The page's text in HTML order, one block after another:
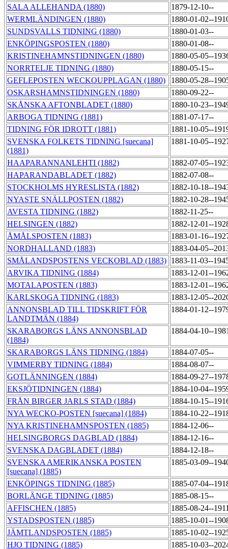
SALA ALLEHANDA (1880)
1879-12-10--
WERMLÄNDINGEN (1880)
1880-01-02--
SUNDSVALLS TIDNING (1880)
1880-01-03--
ENKÖPINGSPOSTEN (1880)
1880-01-08--
KRISTINEHAMNSTIDNINGEN (1880)
1880-05-05--
NORRTELJE TIDNING (1880)
1880-05-15--
GEFLEPOSTEN WECKOUPPLAGAN (1880)
1880-05-28--
OSKARSHAMNSTIDNINGEN (1880)
1880-09-22--
SKÅNSKA AFTONBLADET (1880)
1880-10-23--
ARBOGA TIDNING (1881)
1881-07-17--
TIDNING FÖR IDROTT (1881)
1881-10-05--
SVENSKA FOLKETS TIDNING [suecana]
(1881)
1881-10-05--
HAAPARANNANLEHTI (1882)
1882-07-05--
HAPARANDABLADET (1882)
1882-07-08--
STOCKHOLMS HYRESLISTA (1882)
1882-10-18--
NYASTE SNÄLLPOSTEN (1882)
1882-10-28--
AVESTA TIDNING (1882)
1882-11-25--
HELSINGEN (1882)
1882-12-01--
ÅMÅLSPOSTEN (1883)
1883-01-16--
NORDHALLAND (1883)
1883-04-05--
SMÅLANDSPOSTENS VECKOBLAD (1883) 1883-11-03--
ARVIKA TIDNING (1884)
1883-12-01--
MOTALAPOSTEN (1883)
1883-12-01--
KARLSKOGA TIDNING (1883)
1883-12-05--
ANNONSBLAD TILL TIDSKRIFT FÖR
LANDTMÄN (1884)
1884-01-12--
SKARABORGS LÄNS ANNONSBLAD
(1884)
1884-04-10--
SKARABORGS LÄNS TIDNING (1884)
1884-07-05--
VIMMERBY TIDNING (1884)
1884-08-07--
GOTLÄNNINGEN (1884)
1884-09-27--
EKSJÖTIDNINGEN (1884)
1884-10-04--
FRÅN BIRGER JARLS STAD (1884)
1884-10-15--
NYA WECKO-POSTEN [suecana] (1884)
1884-10-22--
NYA KRISTINEHAMNSPOSTEN (1885)
1884-12-06--
HELSINGBORGS DAGBLAD (1884)
1884-12-16--
SVENSKA DAGBLADET (1884)
1884-12-18--
SVENSKA AMERIKANSKA POSTEN
[suecana] (1885)
1885-03-09--
ENKÖPINGS TIDNING (1885)
1885-07-04--
BORLÄNGE TIDNING (1885)
1885-08-15--
AFFISCHEN (1885)
1885-08-24--
YSTADSPOSTEN (1885)
1885-10-01--
JÄMTLANDSPOSTEN (1885)
1885-10-02--
HJO TIDNING (1885)
1885-10-03--